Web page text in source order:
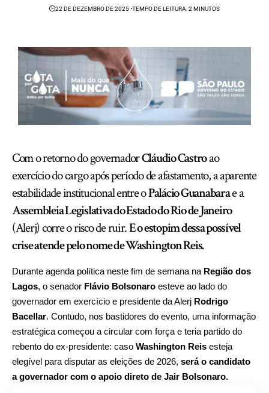
22 DE DEZEMBRO DE 2025 TEMPO DE LEITURA: 2 MINUTOS
Com o retorno do governadorCláudio Castroao
exercício do cargo após período de afastamento, a aparente
estabilidade institucional entre oPalácio Guanabarae a
Assembleia Legislativa do Estado do Rio de Janeiro
(Alerj) corre o risco de ruir.E o estopim dessa possível
crise atende pelo nome de Washington Reis.
Durante agenda política neste fim de semana na Região dos
Lagos, o senador Flávio Bolsonaro esteve ao lado do
governador em exercício e presidente da Alerj Rodrigo
Bacellar. Contudo, nos bastidores do evento, uma informação
estratégica começou a circular com força e teria partido do
rebento do ex-presidente: caso Washington Reis esteja
elegível para disputar as eleições de 2026, será o candidato
a governador com o apoio direto de Jair Bolsonaro.